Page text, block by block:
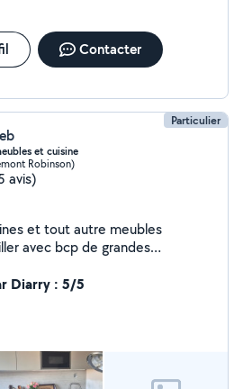
Contacter
Particulier
et cuisine
Robinson)
avis)
et tout autre meubles
avec bcp de grandes
( peinture , placo, plomberie et
Diarry : 5/5